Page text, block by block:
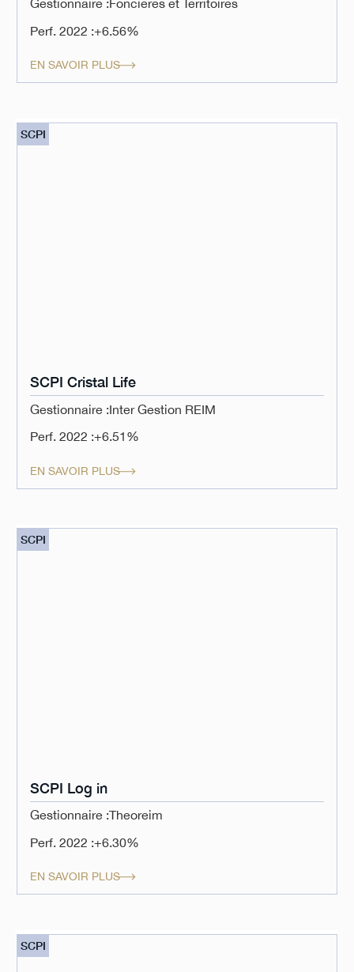
Gestionnaire :Foncières et Territoires
Perf. 2022 :+6.56%
EN SAVOIR PLUS
SCPI
SCPI Cristal Life
Gestionnaire :Inter Gestion REIM
Perf. 2022 :+6.51%
EN SAVOIR PLUS
SCPI
SCPI Log in
Gestionnaire :Theoreim
Perf. 2022 :+6.30%
EN SAVOIR PLUS
SCPI